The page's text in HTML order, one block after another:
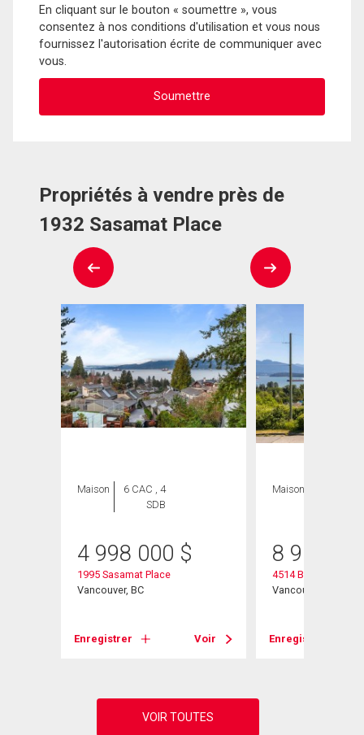
En cliquant sur le bouton « soumettre », vous
consentez à nos conditions d'utilisation et vous nous
fournissez l'autorisation écrite de communiquer avec
vous.
Propriétés à vendre près de
1932 Sasamat Place
Maison
6 CAC , 4
SDB
4 998 000 $
1995 Sasamat Place
Vancouver, BC
Enregistrer Voir
Maison
8 900
4514 Bellevue Drive
Vancouver, BC
Enregistrer